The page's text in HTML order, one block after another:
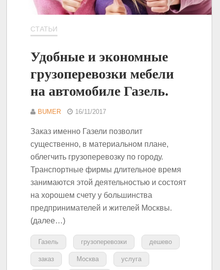
СТАТЬИ
Удобные и экономные
грузоперевозки мебели
на автомобиле Газель.
BUMER 16/11/2017
Заказ именно Газели позволит
существенно, в материальном плане,
облегчить грузоперевозку по городу.
Транспортные фирмы длительное время
занимаются этой деятельностью и состоят
на хорошем счету у большинства
предпринимателей и жителей Москвы.
(далее…)
Газель грузоперевозки дешево
заказ Москва услуга